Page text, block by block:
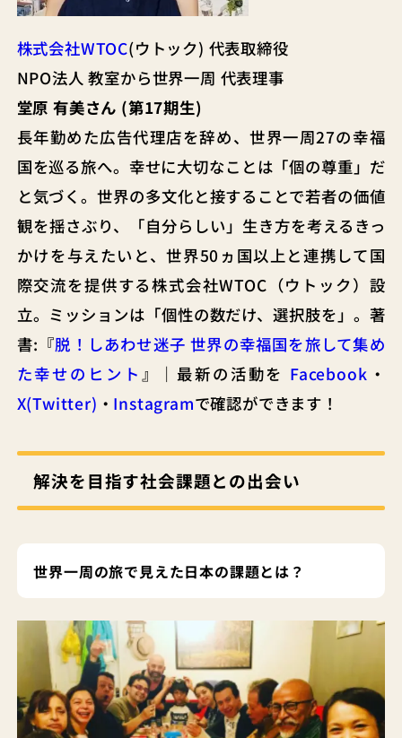
株式会社WTOC(ウトック) 代表取締役
NPO法人 教室から世界一周 代表理事
堂原 有美さん (第17期生)
長年勤めた広告代理店を辞め、世界一周27の幸福
国を巡る旅へ。幸せに大切なことは「個の尊重」だ
と気づく。世界の多文化と接することで若者の価値
観を揺さぶり、「自分らしい」生き方を考えるきっ
かけを与えたいと、世界50ヵ国以上と連携して国
際交流を提供する株式会社WTOC（ウトック）設
立。ミッションは「個性の数だけ、選択肢を」。著
書:『脱！しあわせ迷子 世界の幸福国を旅して集め
た幸せのヒント 』｜最新の活動を Facebook ・
X(Twitter) ・ Instagramで確認ができます！
解決を目指す社会課題との出会い
世界一周の旅で見えた日本の課題とは？